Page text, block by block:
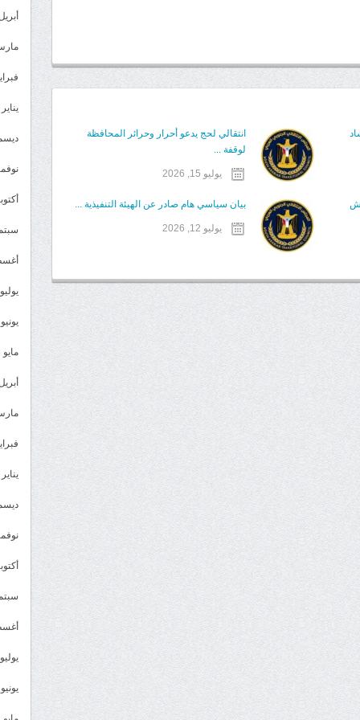
انتقالي لحج يدعو أحرار وحرائر المحافظة
لوقفة ...
يوليو 15, 2026
بيان سياسي هام صادر عن الهيئة التنفيذية ...
يوليو 12, 2026
أبريل
مارس
فبراير
يناير 2024
نوفمبر
أكتوبر
يوليو
يونيو
مايو 2023
أبريل
مارس
فبراير
يناير 2023
نوفمبر
أكتوبر
يوليو
يونيو